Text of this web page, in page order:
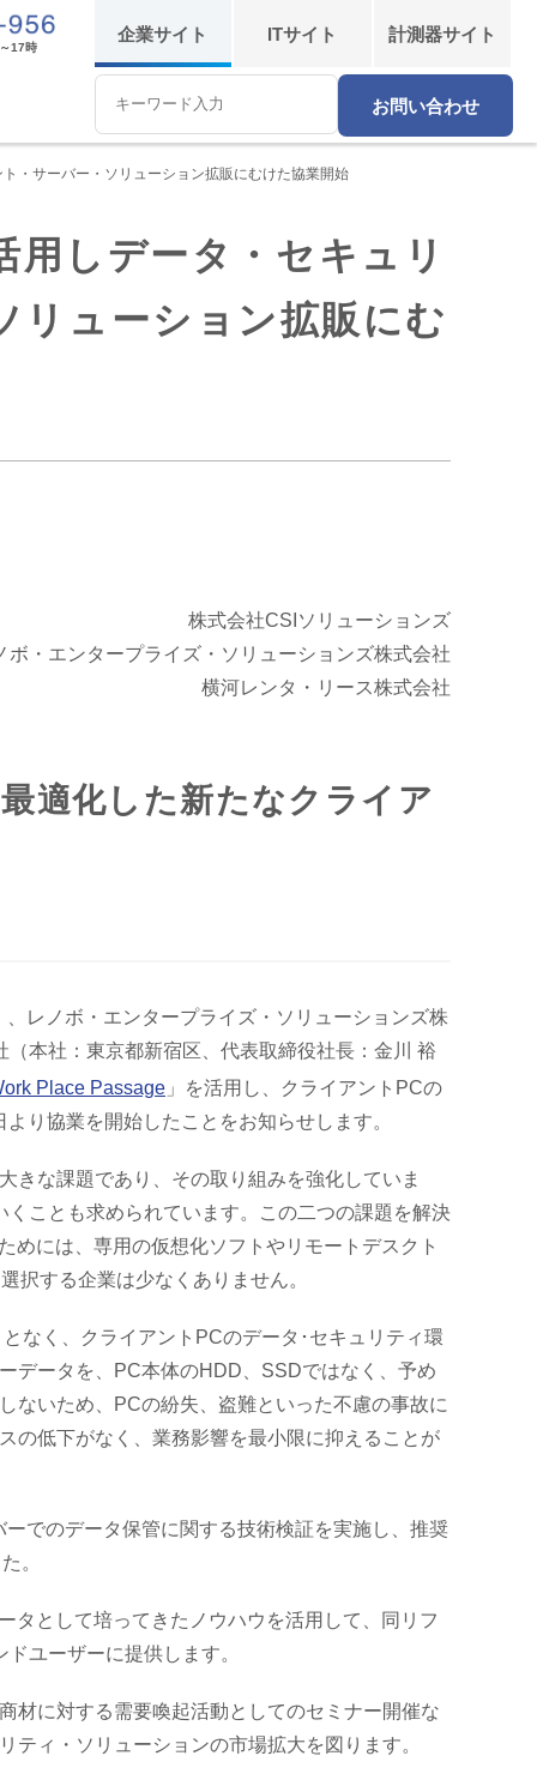
17時
企業サイト ITサイト 計測器サイト
Conduct
a
search
お問い合わせ
・サーバー・ソリューション拡販にむけた協業開始
しデータ・セキュリ
リューション拡販にむ
株式会社CSIソリューションズ
ボ・エンタープライズ・ソリューションズ株式会社
横河レンタ・リース株式会社
適化した新たなクライア
レノボ・エンタープライズ・ソリューションズ株
本社：東京都新宿区、代表取締役社長：金川 裕
Place Passage 」を活用し、クライアントPCの
り協業を開始したことをお知らせします。
な課題であり、その取り組みを強化していま
ことも求められています。この二つの課題を解決
には、専用の仮想化ソフトやリモートデスクト
択する企業は少なくありません。
なく、クライアントPCのデータ･セキュリティ環
データを、PC本体のHDD、SSDではなく、予め
ないため、PCの紛失、盗難といった不慮の事故に
の低下がなく、業務影響を最小限に抑えることが
でのデータ保管に関する技術検証を実施し、推奨
。
として培ってきたノウハウを活用して、同リフ
ユーザーに提供します。
に対する需要喚起活動としてのセミナー開催な
ィ・ソリューションの市場拡大を図ります。